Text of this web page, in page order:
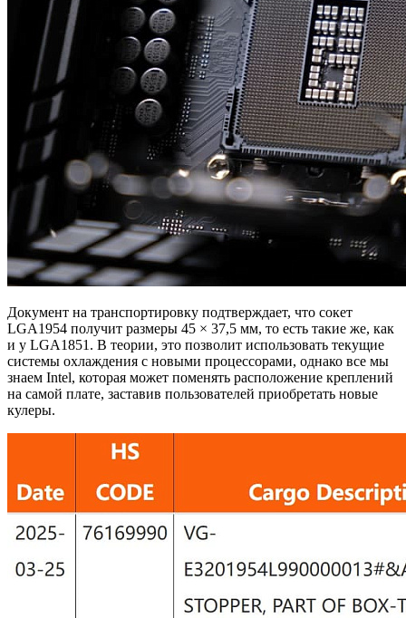
Документ на транспортировку подтверждает, что сокет
LGA1954 получит размеры 45 × 37,5 мм, то есть такие же, как
и у LGA1851. В теории, это позволит использовать текущие
системы охлаждения с новыми процессорами, однако все мы
знаем Intel, которая может поменять расположение креплений
на самой плате, заставив пользователей приобретать новые
кулеры.